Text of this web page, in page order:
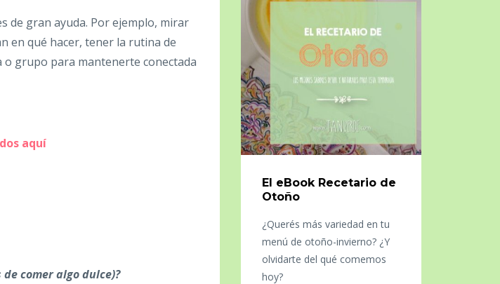
de gran ayuda. Por ejemplo, mirar
en qué hacer, tener la rutina de
o grupo para mantenerte conectada
aquí
comer algo dulce)?
El eBook Recetario de
Otoño
¿Querés más variedad en tu
menú de otoño-invierno? ¿Y
olvidarte del qué comemos
hoy?